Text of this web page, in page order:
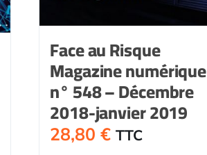
Face au Risque
Magazine numérique
n° 548 – Décembre
2018-janvier 2019
28,80 € TTC